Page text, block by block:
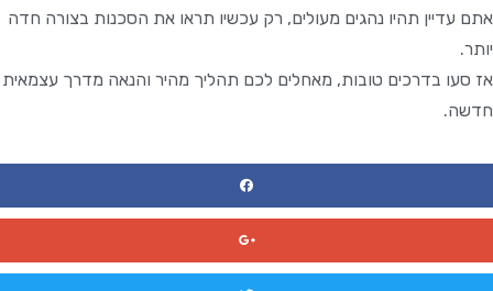
אתם עדיין תהיו נהגים מעולים, רק עכשיו תראו את הסכנות בצורה חדה
יותר.
אז סעו בדרכים טובות, מאחלים לכם תהליך מהיר והנאה מדרך עצמאית
חדשה.